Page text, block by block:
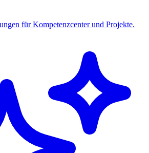
für Kompetenzcenter und Projekte.